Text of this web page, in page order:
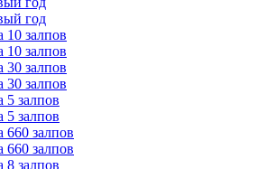
год
10 залпов
10 залпов
30 залпов
30 залпов
5 залпов
5 залпов
660 залпов
660 залпов
8 залпов